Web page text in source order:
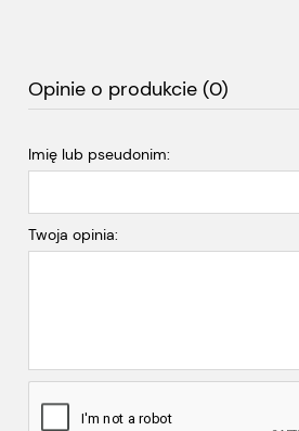
Opinie o produkcie (0)
Imię lub pseudonim:
Twoja opinia: